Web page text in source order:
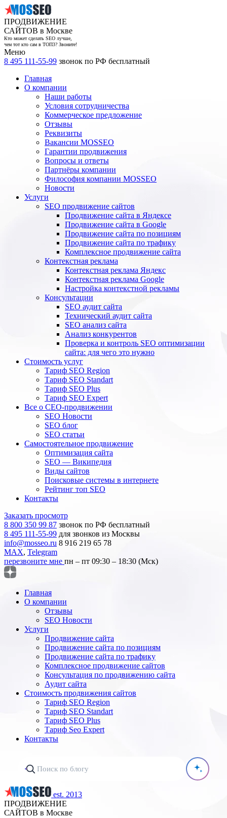
ПРОДВИЖЕНИЕ
САЙТОВ в Москве
Кто может сделать SEO лучше,
чем тот кто сам в ТОП3? Звоните!
Меню
8 495 111-55-99 звонок по РФ бесплатный
Главная
О компании
Наши работы
Условия сотрудничества
Коммерческое предложение
Отзывы
Реквизиты
Вакансии MOSSEO
Гарантии продвижения
Вопросы и ответы
Партнёры компании
Философия компании MOSSEO
Новости
Услуги
SEO продвижение сайтов
Продвижение сайта в Яндексе
Продвижение сайта в Google
Продвижение сайта по позициям
Продвижение сайта по трафику
Комплексное продвижение сайта
Контекстная реклама
Контекстная реклама Яндекс
Контекстная реклама Google
Настройка контекстной рекламы
Консультации
SEO аудит сайта
Технический аудит сайта
SEO анализ сайта
Анализ конкурентов
Проверка и контроль SEO оптимизации
сайта: для чего это нужно
Стоимость услуг
Тариф SEO Region
Тариф SEO Standart
Тариф SEO Plus
Тариф SEO Expert
Все о СЕО-продвижении
SEO Новости
SEO блог
SEO статьи
Самостоятельное продвижение
Оптимизация сайта
SEO — Википедия
Виды сайтов
Поисковые системы в интернете
Рейтинг топ SEO
Контакты
Заказать просмотр
8 800 350 99 87 звонок по РФ бесплатный
8 495 111-55-99 для звонков из Москвы
info@mosseo.ru 8 916 219 65 78
MAX, Telegram
перезвоните мне пн – пт 09:30 – 18:30 (Мск)
Главная
О компании
Отзывы
SEO Новости
Услуги
Продвижение сайта
Продвижение сайта по позициям
Продвижение сайта по трафику
Комплексное продвижение сайтов
Консультация по продвижению сайта
Аудит сайта
Стоимость продвижения сайтов
Тариф SEO Region
Тариф SEO Standart
Тариф SEO Plus
Тариф Seo Expert
Контакты
est. 2013
ПРОДВИЖЕНИЕ
САЙТОВ в Москве